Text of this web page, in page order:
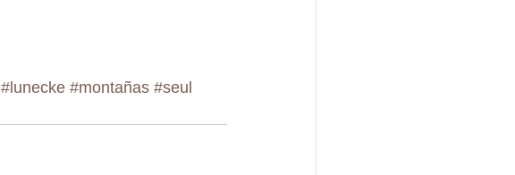
#lunecke #montañas #seul